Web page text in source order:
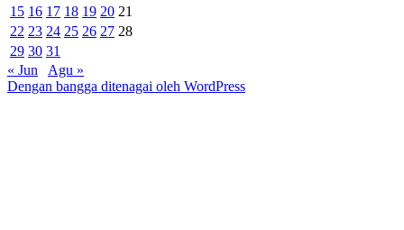
15 16 17 18 19 20 21
22 23 24 25 26 27 28
29 30 31
« Jun
Agu »
Dengan bangga ditenagai oleh WordPress